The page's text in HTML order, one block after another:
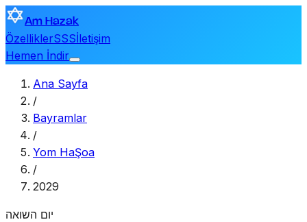
Am Hazak
ÖzelliklerSSSİletişim
Hemen İndir
Ana Sayfa
/
Bayramlar
/
Yom HaŞoa
/
2029
יום השואה